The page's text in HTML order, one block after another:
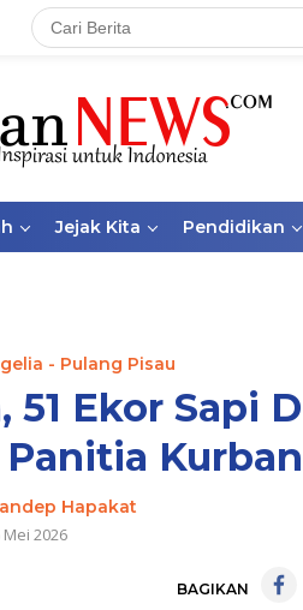
Jejak Kita Pendidikan
- Pulang Pisau
51 Ekor Sapi
Kurban
Hapakat
Mei 2026
BAGIKAN